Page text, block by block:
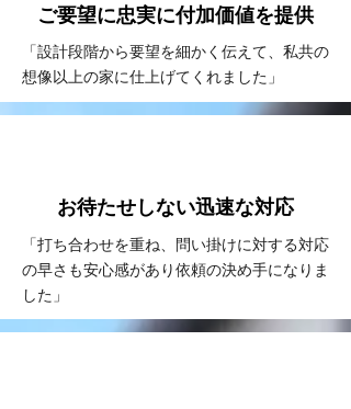
ご要望に忠実に付加価値を提供
「設計段階から要望を細かく伝えて、私共の
想像以上の家に仕上げてくれました」
お待たせしない​迅速な対応
「打ち合わせを重ね、問い掛けに対する対応
の早さも安心感があり依頼の決め手になりま
した」